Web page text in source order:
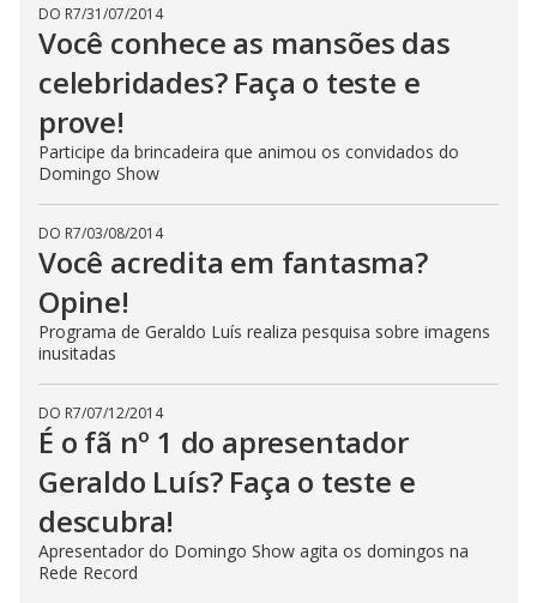
DO R7/31/07/2014
Você conhece as mansões das
celebridades? Faça o teste e
prove!
Participe da brincadeira que animou os convidados do
Domingo Show
DO R7/03/08/2014
Você acredita em fantasma?
Opine!
Programa de Geraldo Luís realiza pesquisa sobre imagens
inusitadas
DO R7/07/12/2014
É o fã nº 1 do apresentador
Geraldo Luís? Faça o teste e
descubra!
Apresentador do Domingo Show agita os domingos na
Rede Record